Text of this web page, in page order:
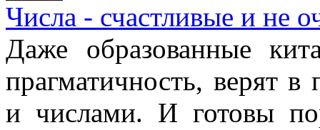
Числа - счастливые и не
Даже образованные
прагматичность, верят
и числами. И готовы